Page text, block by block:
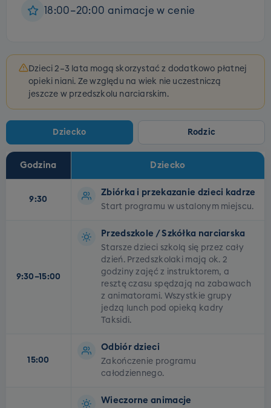
18:00–20:00 animacje w cenie
Dzieci 2–3 lata mogą skorzystać z dodatkowo płatnej
opieki niani. Ze względu na wiek nie uczestniczą
jeszcze w przedszkolu narciarskim.
Dziecko Rodzic
Godzina Dziecko
9:30
Zbiórka i przekazanie dzieci kadrze
Start programu w ustalonym miejscu.
9:30–15:00
Przedszkole / Szkółka narciarska
Starsze dzieci szkolą się przez cały
dzień. Przedszkolaki mają ok. 2
godziny zajęć z instruktorem, a
resztę czasu spędzają na zabawach
z animatorami. Wszystkie grupy
jedzą lunch pod opieką kadry
Taksidi.
15:00
Odbiór dzieci
Zakończenie programu
całodziennego.
Wieczorne animacje